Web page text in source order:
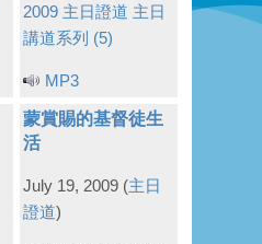
2009 主日證道 主日
講道系列 (5)
MP3
蒙賞賜的基督徒生
活
July 19, 2009 (主日
證道)